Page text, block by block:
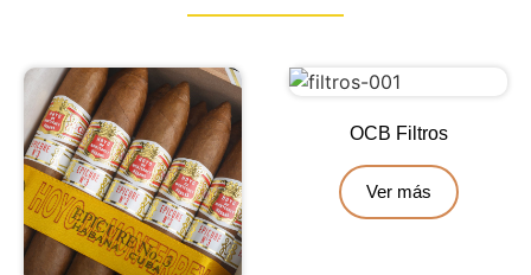
OCB Filtros
Ver más